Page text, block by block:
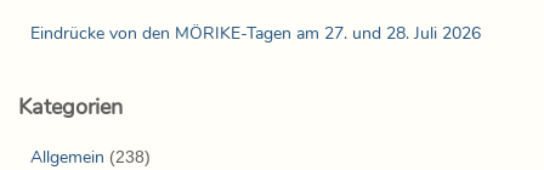
Eindrücke von den MÖRIKE-Tagen am 27. und 28. Juli 2026
Kategorien
Allgemein (238)